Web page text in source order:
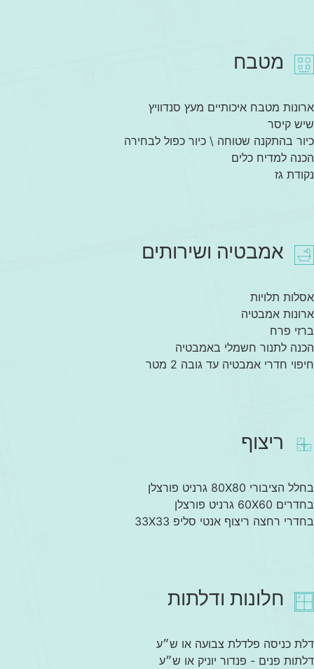
מטבח
ארונות מטבח איכותיים מעץ סנדוויץ
שיש קיסר
כיור בהתקנה שטוחה \ כיור כפול לבחירה
הכנה למדיח כלים
נקודת גז
אמבטיה ושירותים
אסלות תלויות
ארונות אמבטיה
ברזי פרח
הכנה לתנור חשמלי באמבטיה
חיפוי חדרי אמבטיה עד גובה 2 מטר
ריצוף
בחלל הציבורי 80X80 גרניט פורצלן
בחדרים 60X60 גרניט פורצלן
בחדרי רחצה ריצוף אנטי סליפ 33X33
חלונות ודלתות
דלת כניסה פלדלת צבועה או ש״ע
דלתות פנים - פנדור יוניק או ש״ע